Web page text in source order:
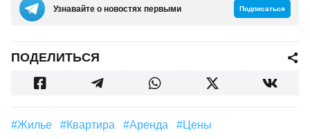
Узнавайте о новостях первыми Подписаться
ПОДЕЛИТЬСЯ
#Жилье #квартира #аренда #цены